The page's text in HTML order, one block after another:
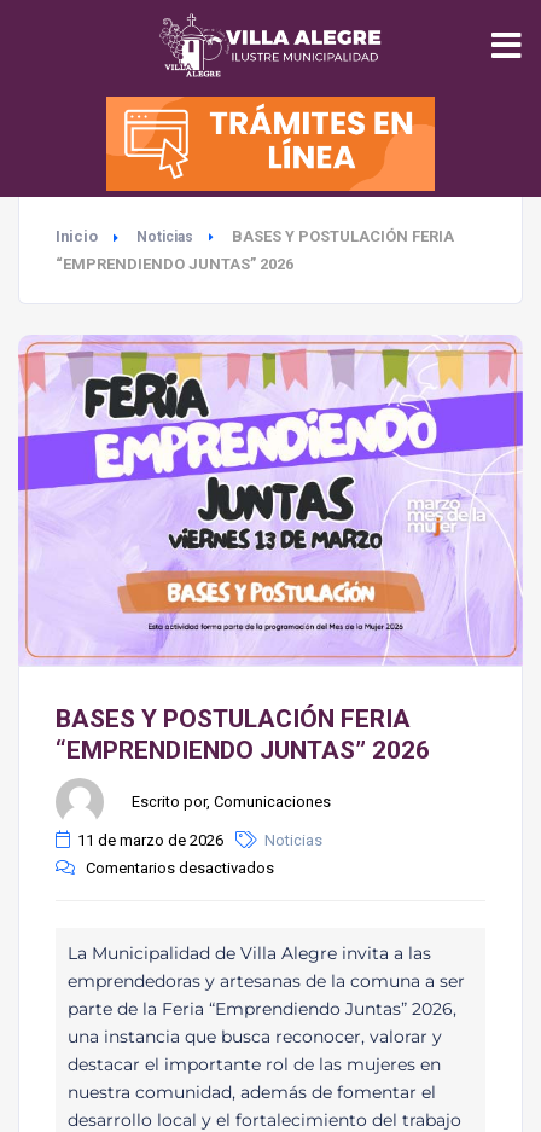
INICIO
MUNICIPALIDAD
SEGURIDAD
SALUD
TURISMO
MEDIO AMBIENTE
Inicio Noticias
BASES Y POSTULACIÓN FERIA
“EMPRENDIENDO JUNTAS” 2026
BASES Y POSTULACIÓN FERIA
“EMPRENDIENDO JUNTAS” 2026
Escrito por, Comunicaciones
11 de marzo de 2026
Noticias
Comentarios desactivados
La Municipalidad de Villa Alegre invita a las
emprendedoras y artesanas de la comuna a ser
parte de la Feria “Emprendiendo Juntas” 2026,
una instancia que busca reconocer, valorar y
destacar el importante rol de las mujeres en
nuestra comunidad, además de fomentar el
desarrollo local y el fortalecimiento del trabajo